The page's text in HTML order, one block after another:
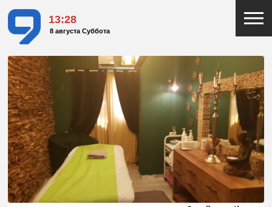
13:28
8 августа Суббота